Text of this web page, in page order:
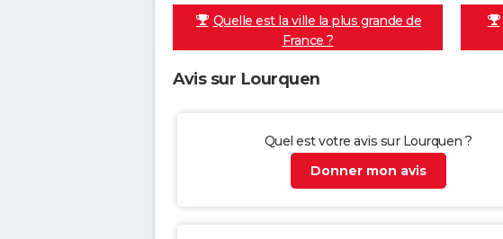
Quelle est la ville la plus grande de
France ?
Avis sur Lourquen
Quel est votre avis sur Lourquen ?
Donner mon avis